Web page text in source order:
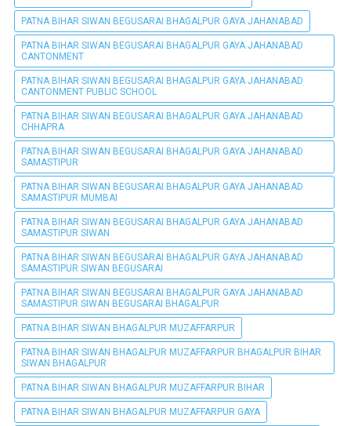
PATNA BIHAR SIWAN BEGUSARAI BHAGALPUR GAYA JAHANABAD
PATNA BIHAR SIWAN BEGUSARAI BHAGALPUR GAYA JAHANABAD
CANTONMENT
PATNA BIHAR SIWAN BEGUSARAI BHAGALPUR GAYA JAHANABAD
CANTONMENT PUBLIC SCHOOL
PATNA BIHAR SIWAN BEGUSARAI BHAGALPUR GAYA JAHANABAD
CHHAPRA
PATNA BIHAR SIWAN BEGUSARAI BHAGALPUR GAYA JAHANABAD
SAMASTIPUR
PATNA BIHAR SIWAN BEGUSARAI BHAGALPUR GAYA JAHANABAD
SAMASTIPUR MUMBAI
PATNA BIHAR SIWAN BEGUSARAI BHAGALPUR GAYA JAHANABAD
SAMASTIPUR SIWAN
PATNA BIHAR SIWAN BEGUSARAI BHAGALPUR GAYA JAHANABAD
SAMASTIPUR SIWAN BEGUSARAI
PATNA BIHAR SIWAN BEGUSARAI BHAGALPUR GAYA JAHANABAD
SAMASTIPUR SIWAN BEGUSARAI BHAGALPUR
PATNA BIHAR SIWAN BHAGALPUR MUZAFFARPUR
PATNA BIHAR SIWAN BHAGALPUR MUZAFFARPUR BHAGALPUR BIHAR
SIWAN BHAGALPUR
PATNA BIHAR SIWAN BHAGALPUR MUZAFFARPUR BIHAR
PATNA BIHAR SIWAN BHAGALPUR MUZAFFARPUR GAYA